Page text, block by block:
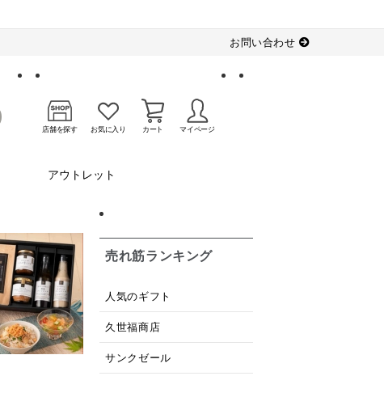
お問い合わせ
店舗を探す お気に入り カート マイページ
アウトレット
売れ筋ランキング
人気のギフト
久世福商店
サンクゼール